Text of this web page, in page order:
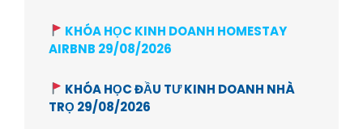
KHÓA HỌC KINH DOANH HOMESTAY
AIRBNB 29/08/2026
KHÓA HỌC ĐẦU TƯ KINH DOANH NHÀ
TRỌ 29/08/2026